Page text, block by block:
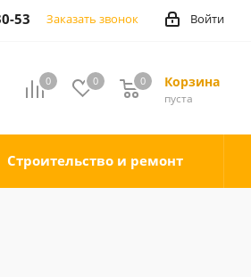
Войти
53 Заказать звонок
0 0 Корзина
0
пуста
0
Строительство и ремонт